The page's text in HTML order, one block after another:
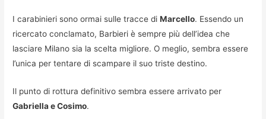
I carabinieri sono ormai sulle tracce diMarcello. Essendo un
ricercato conclamato, Barbieri è sempre più dell’idea che
lasciare Milano sia la scelta migliore. O meglio, sembra essere
l’unica per tentare di scampare il suo triste destino.
Il punto di rottura definitivo sembra essere arrivato per
Gabriella e Cosimo.